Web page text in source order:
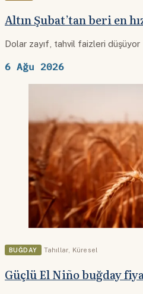
Altın Şubat’tan beri en
Dolar zayıf, tahvil faizleri düşüyor
6 Ağu 2026
BUĞDAY Tahıllar Küresel
Güçlü El Niño buğday